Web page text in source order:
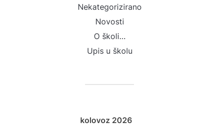
Nekategorizirano
Novosti
O školi…
Upis u školu
kolovoz 2026